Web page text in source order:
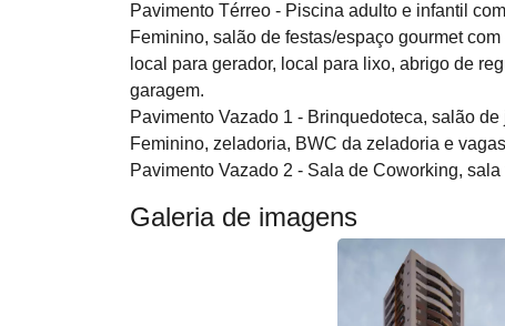
Pavimento Térreo - Piscina adulto e infantil
Feminino, salão de festas/espaço gourmet
local para gerador, local para lixo, abrigo de
garagem.
Pavimento Vazado 1 - Brinquedoteca, salão
Feminino, zeladoria, BWC da zeladoria e
Pavimento Vazado 2 - Sala de Coworking,
Galeria de imagens